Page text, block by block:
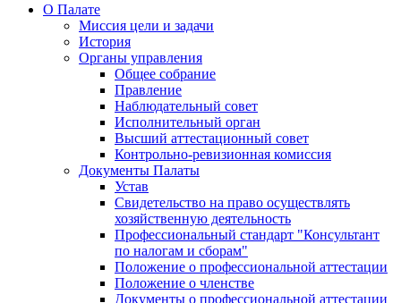
О Палате
Миссия цели и задачи
История
Органы управления
Общее собрание
Правление
Наблюдательный совет
Исполнительный орган
Высший аттестационный совет
Контрольно-ревизионная комиссия
Документы Палаты
Устав
Свидетельство на право осуществлять
хозяйственную деятельность
Профессиональный стандарт "Консультант
по налогам и сборам"
Положение о профессиональной аттестации
Положение о членстве
Документы о профессиональной аттестации